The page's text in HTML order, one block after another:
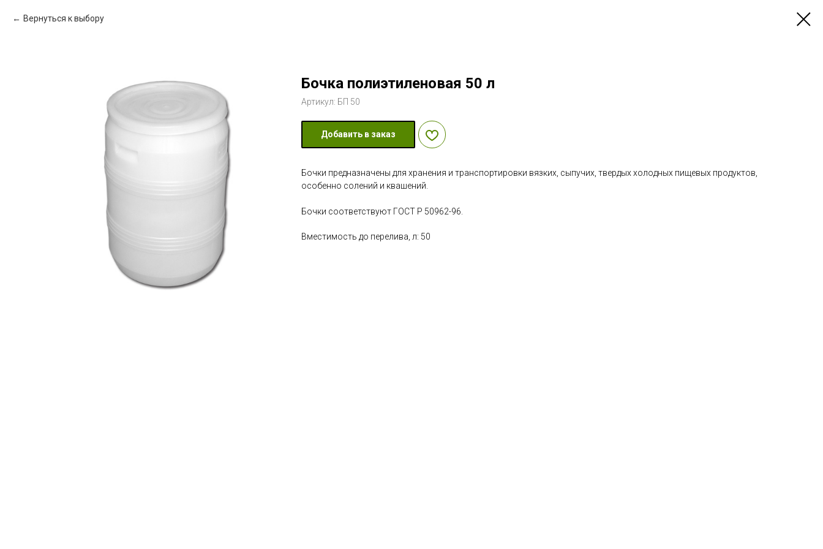
Вернуться к выбору
Бочка полиэтиленовая 50 л
Артикул: БП 50
Добавить в заказ
Бочки предназначены для хранения и транспортировки вязких, сыпучих, твердых холодных пищевых продуктов,
особенно солений и квашений.
Бочки соответствуют ГОСТ Р 50962-96.
Вместимость до перелива, л: 50